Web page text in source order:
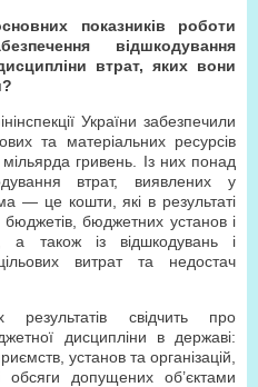
показників роботи
відшкодування
втрат, яких вони
України забезпечили
та матеріальних ресурсів
гривень. Із них понад
втрат, виявлених у
— це кошти, які в результаті
бюджетних установ і
а також із відшкодувань і
витрат та недостач
результатів свідчить про
дисципліни в державі:
установ та організацій,
допущених об’єктами